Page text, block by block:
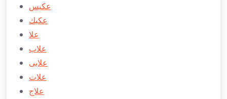
عكیس
عكیك
علا
علاب
علابی
علات
علاج